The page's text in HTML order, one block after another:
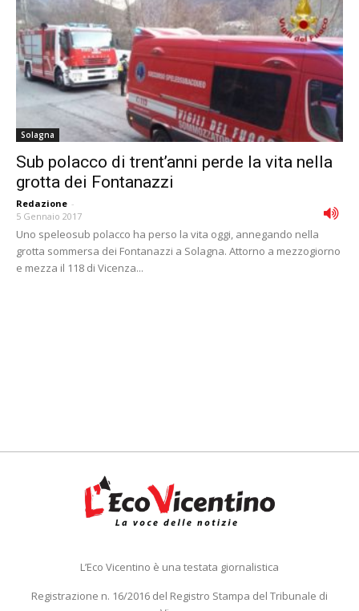
Solagna
Sub polacco di trent’anni perde la vita nella
grotta dei Fontanazzi
Redazione -
5 Gennaio 2017
Uno speleosub polacco ha perso la vita oggi, annegando nella
grotta sommersa dei Fontanazzi a Solagna. Attorno a mezzogiorno
e mezza il 118 di Vicenza...
L’Eco Vicentino è una testata giornalistica
Registrazione n. 16/2016 del Registro Stampa del Tribunale di